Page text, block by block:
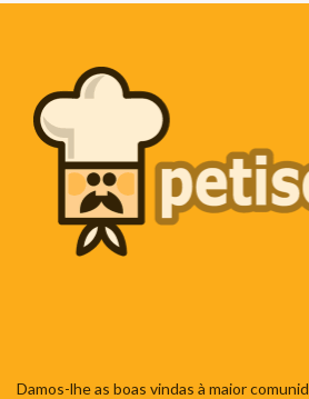
Damos-lhe as boas vindas à maior